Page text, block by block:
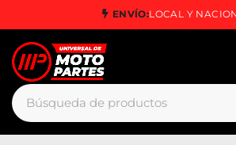
ENVÍO:LOCAL Y